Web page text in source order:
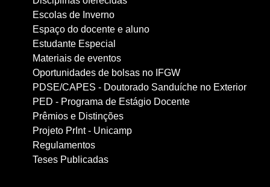
Escolas de Inverno
Espaço do docente e aluno
Estudante Especial
Materiais de eventos
Oportunidades de bolsas no IFGW
PDSE/CAPES - Doutorado Sanduíche no Exterior
PED - Programa de Estágio Docente
Prêmios e Distinções
Projeto PrInt - Unicamp
Regulamentos
Teses Publicadas